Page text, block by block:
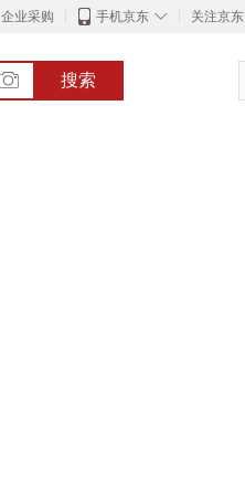
企业采购 ◇
手机京东 关注京东
搜索